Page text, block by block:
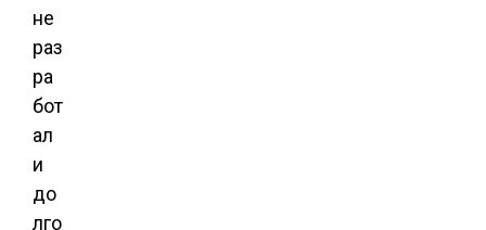
не
раз
ра
бот
ал
и
до
лго